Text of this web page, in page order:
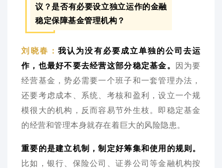
议？是否有必要设立独立运作的金融
稳定保障基金管理机构？
刘晓春：我认为没有必要成立单独的公司去运
作，也最好不要去经营这部分稳定基金。 因为要
经营基金，势必需要一个班子和一套管理办法，
还要考虑成本、系统、考核和盈利，设立一个规
模很大的机构，反而容易节外生枝。即稳定基金
的经营和管理本身就存在着巨大的风险隐患。
重要的是建立机制，制定好筹集和使用的规则。
比如，银行、保险公司、证券公司等金融机构按